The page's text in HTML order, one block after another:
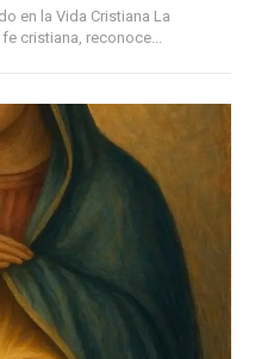
la Vida Cristiana La
cristiana, reconoce...